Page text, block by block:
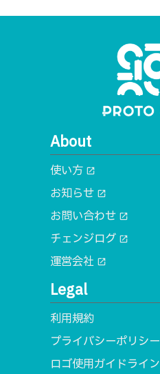
About
使い方 open_in_new
お知らせ open_in_new
お問い合わせ open_in_new
チェンジログ open_in_new
運営会社 open_in_new
Legal
利用規約
プライバシーポリシー
ロゴ使用ガイドライン